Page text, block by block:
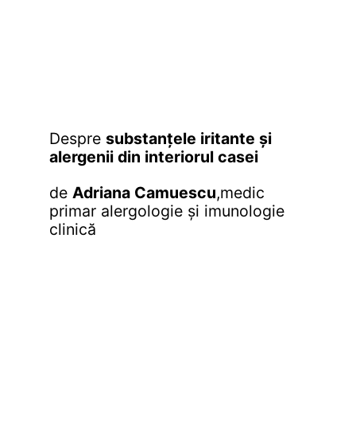
Despre substanțele iritante și
alergenii din interiorul casei
de Adriana Camuescu,medic
primar alergologie și imunologie
clinică